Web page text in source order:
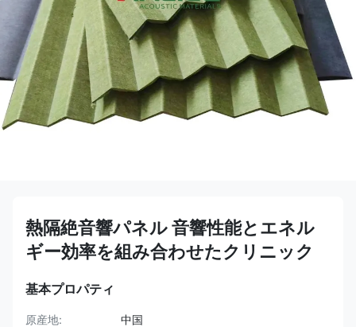
熱隔絶音響パネル 音響性能とエネル
ギー効率を組み合わせたクリニック
基本プロパティ
原産地:
中国